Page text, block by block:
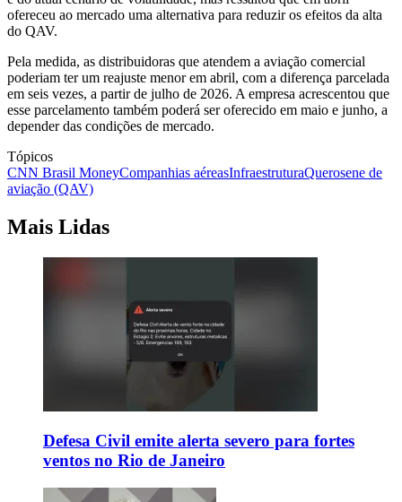
ofereceu ao mercado uma alternativa para reduzir os efeitos da alta
do QAV.
Pela medida, as distribuidoras que atendem a aviação comercial
poderiam ter um reajuste menor em abril, com a diferença parcelada
em seis vezes, a partir de julho de 2026. A empresa acrescentou que
esse parcelamento também poderá ser oferecido em maio e junho, a
depender das condições de mercado.
Tópicos
CNN Brasil MoneyCompanhias aéreasInfraestruturaQuerosene de
aviação (QAV)
Mais Lidas
Defesa Civil emite alerta severo para fortes
ventos no Rio de Janeiro